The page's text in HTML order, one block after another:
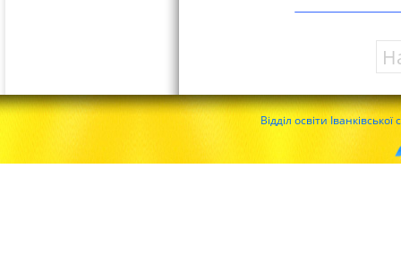
Відділ освіти